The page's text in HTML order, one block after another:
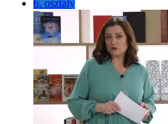
6. osztály